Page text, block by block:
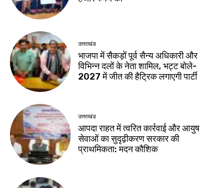
उत्तराखंड
भाजपा में सैकड़ों पूर्व सैन्य अधिकारी और
विभिन्न दलों के नेता शामिल, भट्ट बोले-
2027 में जीत की हैट्रिक लगाएगी पार्टी
उत्तराखंड
आपदा राहत में त्वरित कार्रवाई और आयुष
सेवाओं का सुदृढ़ीकरण सरकार की
प्राथमिकता: मदन कौशिक